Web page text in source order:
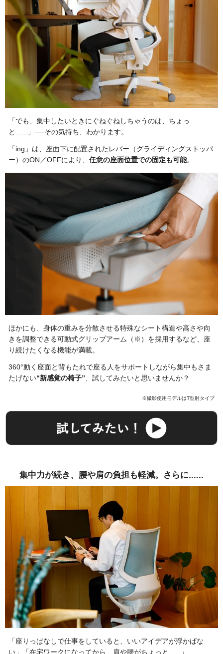
「でも、集中したいときにぐねぐねしちゃうのは、ちょっ
と......」──その気持ち、わかります。
「ing」は、座面下に配置されたレバー（グライディングストッパ
ー）のON／OFFにより、 任意の座面位置での固定も可能。
ほかにも、身体の重みを分散させる特殊なシート構造や高さや向
きを調整できる可動式グリップアーム（※）を採用するなど、座
り続けたくなる機能が満載。
360°動く座面と背もたれで座る人をサポートしながら集中もさま
たげない“新感覚の椅子” 、試してみたいと思いませんか？
※撮影使用モデルはT型肘タイプ
集中力が続き、腰や肩の負担も軽減。さらに......
「座りっぱなしで仕事をしていると、いいアイデアが浮かばな
い」「在宅ワークになってから、肩や腰がちょっと......」